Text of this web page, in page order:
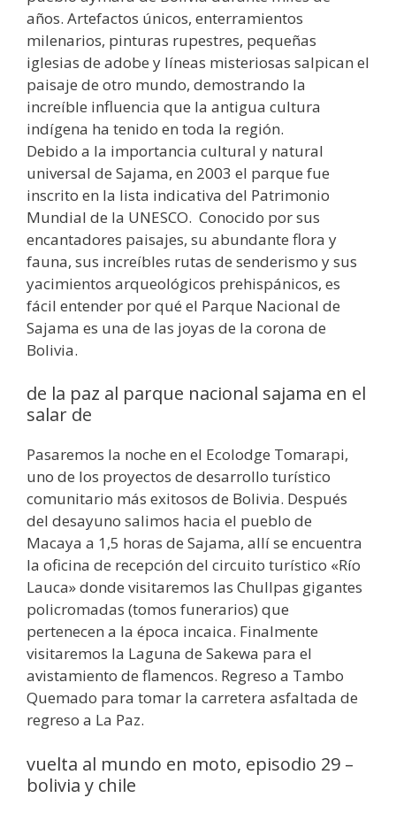
años. Artefactos únicos, enterramientos
milenarios, pinturas rupestres, pequeñas
iglesias de adobe y líneas misteriosas salpican el
paisaje de otro mundo, demostrando la
increíble influencia que la antigua cultura
indígena ha tenido en toda la región.
Debido a la importancia cultural y natural
universal de Sajama, en 2003 el parque fue
inscrito en la lista indicativa del Patrimonio
Mundial de la UNESCO. Conocido por sus
encantadores paisajes, su abundante flora y
fauna, sus increíbles rutas de senderismo y sus
yacimientos arqueológicos prehispánicos, es
fácil entender por qué el Parque Nacional de
Sajama es una de las joyas de la corona de
Bolivia.
de la paz al parque nacional sajama en el
salar de
Pasaremos la noche en el Ecolodge Tomarapi,
uno de los proyectos de desarrollo turístico
comunitario más exitosos de Bolivia. Después
del desayuno salimos hacia el pueblo de
Macaya a 1,5 horas de Sajama, allí se encuentra
la oficina de recepción del circuito turístico «Río
Lauca» donde visitaremos las Chullpas gigantes
policromadas (tomos funerarios) que
pertenecen a la época incaica. Finalmente
visitaremos la Laguna de Sakewa para el
avistamiento de flamencos. Regreso a Tambo
Quemado para tomar la carretera asfaltada de
regreso a La Paz.
vuelta al mundo en moto, episodio 29 –
bolivia y chile